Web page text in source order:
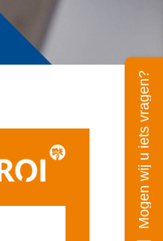
Mogen wij u iets vragen?